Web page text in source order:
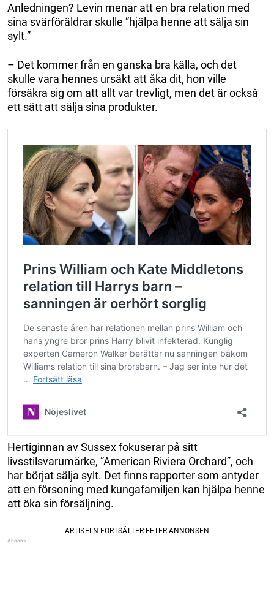
Anledningen? Levin menar att en bra relation med
sina svärföräldrar skulle ”hjälpa henne att sälja sin
sylt.”
– Det kommer från en ganska bra källa, och det
skulle vara hennes ursäkt att åka dit, hon ville
försäkra sig om att allt var trevligt, men det är också
ett sätt att sälja sina produkter.
Hertiginnan av Sussex fokuserar på sitt
livsstilsvarumärke, ”American Riviera Orchard”, och
har börjat sälja sylt. Det finns rapporter som antyder
att en försoning med kungafamiljen kan hjälpa henne
att öka sin försäljning.